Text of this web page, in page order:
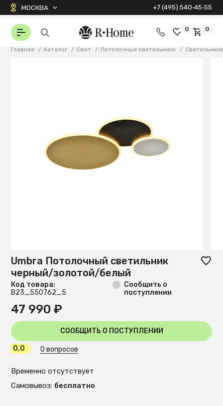
МОСКВА +7 (495) 540‑45‑55
0 0
Главная / Каталог / Свет / Потолочные светильники / Светильники
Umbra Потолочный светильник
черный/золотой/белый
Код товара:
B23_550762_5
Сообщить о
поступлении
47 990 ₽
СООБЩИТЬ О ПОСТУПЛЕНИИ
0,0 0 вопросов
Временно отсутствует
Самовывоз: бесплатно